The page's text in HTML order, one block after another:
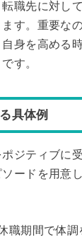
職先に対し
す。重要な
身を高める
す。
具体例
ジティブに
ードを用意
職期間で体